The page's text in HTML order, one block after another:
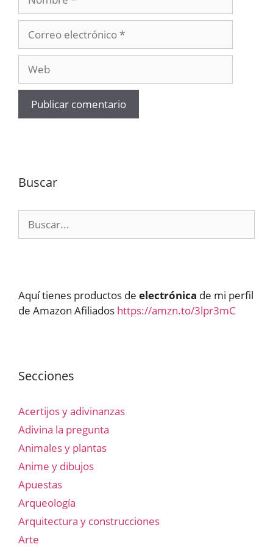
electrónico
Buscar
Aquí tienes productos de electrónica de mi perfil
de Amazon Afiliados https://amzn.to/3lpr3mC
Secciones
Acertijos y adivinanzas
Adivina la pregunta
Animales y plantas
Anime y dibujos
Apuestas
Arqueología
Arquitectura y construcciones
Arte